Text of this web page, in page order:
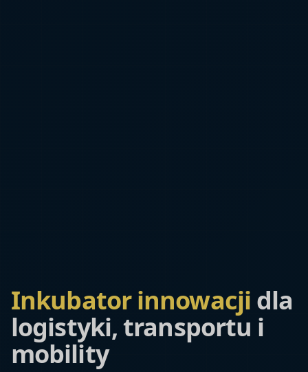
Inkubator innowacji dla
logistyki, transportu i
mobility